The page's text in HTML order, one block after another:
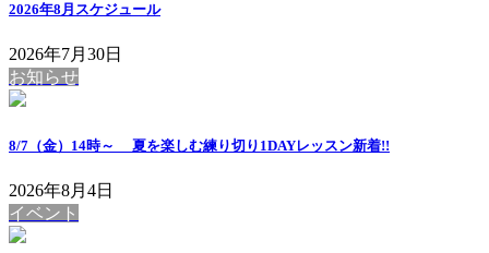
2026年8月スケジュール
2026年7月30日
お知らせ
8/7（金）14時～ 夏を楽しむ練り切り1DAYレッスン新着!!
2026年8月4日
イベント